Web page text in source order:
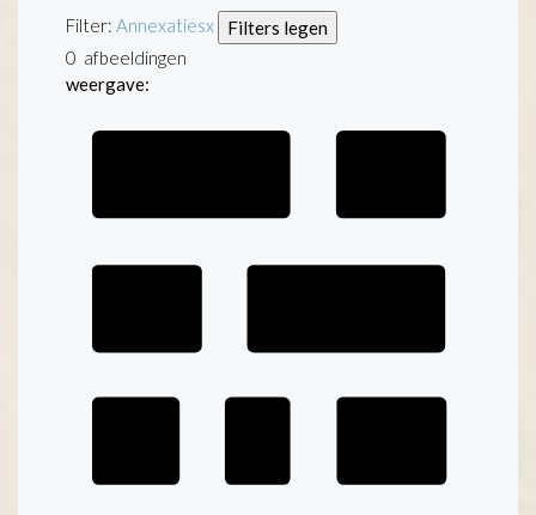
Filter: Annexatiesx
Filters legen
0 afbeeldingen
weergave: